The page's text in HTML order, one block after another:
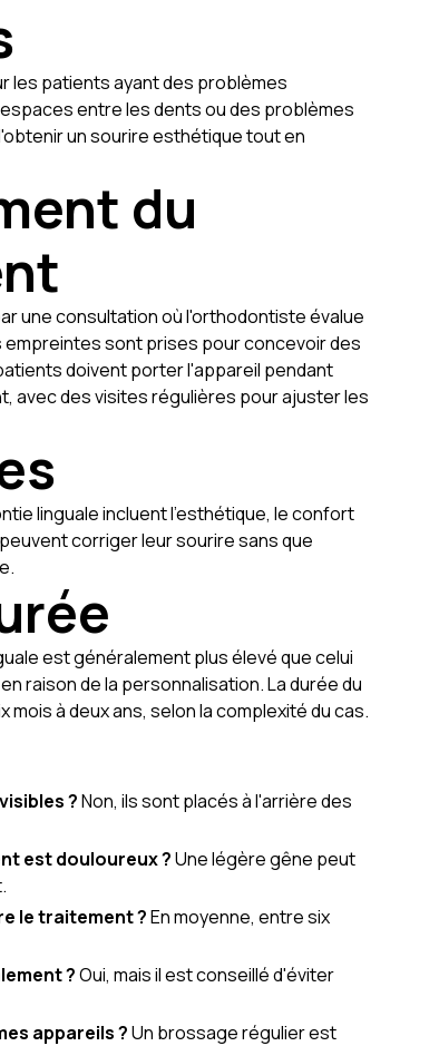
les patients ayant des problèmes
entre les dents ou des problèmes
un sourire esthétique tout en
du
une consultation où l'orthodontiste évalue
empreintes sont prises pour concevoir des
doivent porter l'appareil pendant
avec des visites régulières pour ajuster les
linguale incluent l'esthétique, le confort
corriger leur sourire sans que
est généralement plus élevé que celui
raison de la personnalisation. La durée du
à deux ans, selon la complexité du cas.
?Non, ils sont placés à l'arrière des
est douloureux ?Une légère gêne peut
le traitement ?En moyenne, entre six
?Oui, mais il est conseillé d'éviter
appareils ?Un brossage régulier est